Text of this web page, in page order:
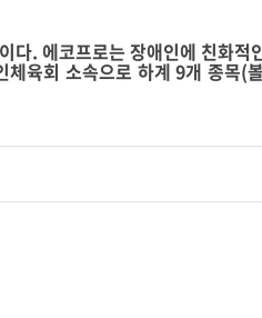
다.에코프로는 장애인에 친화적
체육회 소속으로 하계 9개 종목(